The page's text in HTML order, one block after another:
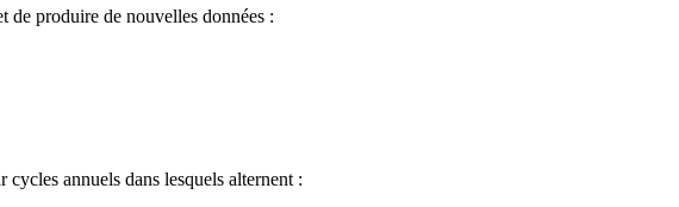
de produire de nouvelles données :
annuels dans lesquels alternent :